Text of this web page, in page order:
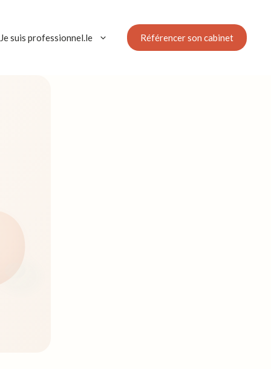
Je suis professionnel.le Référencer son cabinet